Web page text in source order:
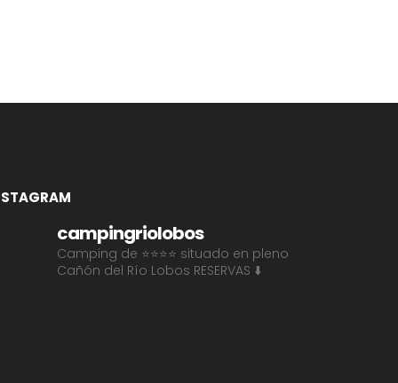
campingriolobos
Camping de ⭐⭐⭐⭐ situado en pleno
Cañón del Río Lobos RESERVAS ⬇️